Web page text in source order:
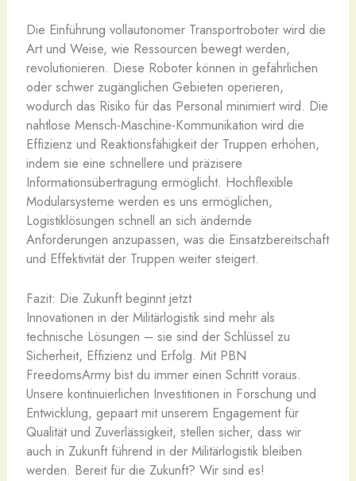
Die Einführung vollautonomer Transportroboter wird die
Art und Weise, wie Ressourcen bewegt werden,
revolutionieren. Diese Roboter können in gefährlichen
oder schwer zugänglichen Gebieten operieren,
wodurch das Risiko für das Personal minimiert wird. Die
nahtlose Mensch-Maschine-Kommunikation wird die
Effizienz und Reaktionsfähigkeit der Truppen erhöhen,
indem sie eine schnellere und präzisere
Informationsübertragung ermöglicht. Hochflexible
Modularsysteme werden es uns ermöglichen,
Logistiklösungen schnell an sich ändernde
Anforderungen anzupassen, was die Einsatzbereitschaft
und Effektivität der Truppen weiter steigert.
Fazit: Die Zukunft beginnt jetzt
Innovationen in der Militärlogistik sind mehr als
technische Lösungen – sie sind der Schlüssel zu
Sicherheit, Effizienz und Erfolg. Mit PBN
FreedomsArmy bist du immer einen Schritt voraus.
Unsere kontinuierlichen Investitionen in Forschung und
Entwicklung, gepaart mit unserem Engagement für
Qualität und Zuverlässigkeit, stellen sicher, dass wir
auch in Zukunft führend in der Militärlogistik bleiben
werden. Bereit für die Zukunft? Wir sind es!